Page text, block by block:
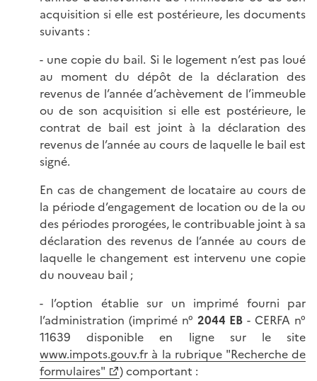
acquisition si elle est postérieure, les documents
suivants :
- une copie du bail. Si le logement n’est pas loué
au moment du dépôt de la déclaration des
revenus de l’année d’achèvement de l’immeuble
ou de son acquisition si elle est postérieure, le
contrat de bail est joint à la déclaration des
revenus de l’année au cours de laquelle le bail est
signé.
En cas de changement de locataire au cours de
la période d’engagement de location ou de la ou
des périodes prorogées, le contribuable joint à sa
déclaration des revenus de l’année au cours de
laquelle le changement est intervenu une copie
du nouveau bail ;
- l’option établie sur un imprimé fourni par
l’administration (imprimé n° 2044 EB - CERFA n°
11639 disponible en ligne sur le site
www.impots.gouv.fr à la rubrique "Recherche de
formulaires"
) comportant :